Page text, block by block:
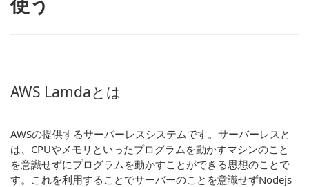
AWS Lamdaとは
AWSの提供するサーバーレスシステムです。サーバーレスと
は、CPUやメモリといったプログラムを動かすマシンのこと
を意識せずにプログラムを動かすことができる思想のことで
す。これを利用することでサーバーのことを意識せずNodejs